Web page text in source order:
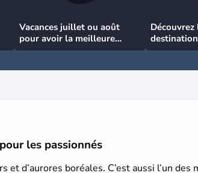
Vacances juillet ou août
pour avoir la meilleure
météo
les passionnés
et d’aurores boréales. C’est aussi l’un